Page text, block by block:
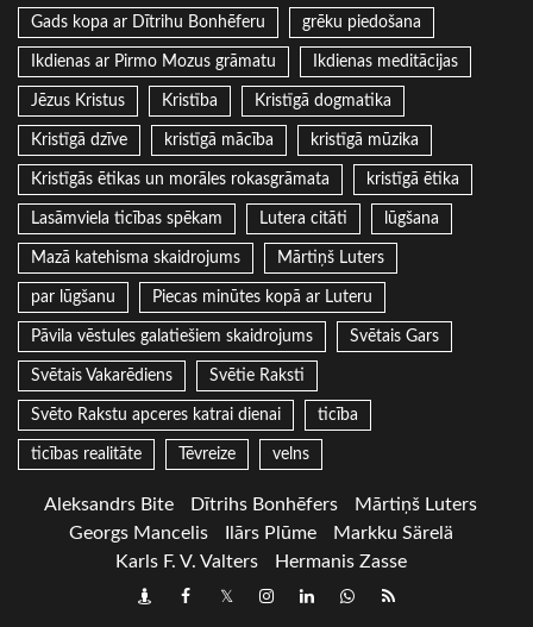
Gads kopa ar Dītrihu Bonhēferu grēku piedošana
Ikdienas ar Pirmo Mozus grāmatu Ikdienas meditācijas
Jēzus Kristus Kristība Kristīgā dogmatika
Kristīgā dzīve kristīgā mācība kristīgā mūzika
Kristīgās ētikas un morāles rokasgrāmata kristīgā ētika
Lasāmviela ticības spēkam Lutera citāti lūgšana
Mazā katehisma skaidrojums Mārtiņš Luters
par lūgšanu Piecas minūtes kopā ar Luteru
Pāvila vēstules galatiešiem skaidrojums Svētais Gars
Svētais Vakarēdiens Svētie Raksti
Svēto Rakstu apceres katrai dienai ticība
ticības realitāte Tēvreize velns
Aleksandrs Bite Dītrihs Bonhēfers
Mārtiņš Luters
Georgs Mancelis
Ilārs Plūme
Markku Särelä
Karls F. V. Valters
Hermanis Zasse
DraugiemFacebook
TwitterInstagram
LinkedInwhatsapp
RSS